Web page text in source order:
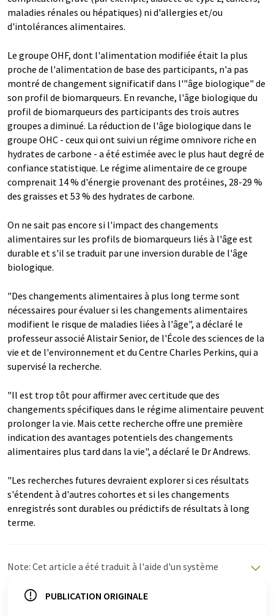
maladies rénales ou hépatiques) ni d'allergies et/ou
d'intolérances alimentaires.
Le groupe OHF, dont l'alimentation modifiée était la plus
proche de l'alimentation de base des participants, n'a pas
montré de changement significatif dans l'"âge biologique" de
son profil de biomarqueurs. En revanche, l'âge biologique du
profil de biomarqueurs des participants des trois autres
groupes a diminué. La réduction de l'âge biologique dans le
groupe OHC - ceux qui ont suivi un régime omnivore riche en
hydrates de carbone - a été estimée avec le plus haut degré de
confiance statistique. Le régime alimentaire de ce groupe
comprenait 14 % d'énergie provenant des protéines, 28-29 %
des graisses et 53 % des hydrates de carbone.
On ne sait pas encore si l'impact des changements
alimentaires sur les profils de biomarqueurs liés à l'âge est
durable et s'il se traduit par une inversion durable de l'âge
biologique.
"Des changements alimentaires à plus long terme sont
nécessaires pour évaluer si les changements alimentaires
modifient le risque de maladies liées à l'âge", a déclaré le
professeur associé Alistair Senior, de l'École des sciences de la
vie et de l'environnement et du Centre Charles Perkins, qui a
supervisé la recherche.
"Il est trop tôt pour affirmer avec certitude que des
changements spécifiques dans le régime alimentaire peuvent
prolonger la vie. Mais cette recherche offre une première
indication des avantages potentiels des changements
alimentaires plus tard dans la vie", a déclaré le Dr Andrews.
"Les recherches futures devraient explorer si ces résultats
s'étendent à d'autres cohortes et si les changements
enregistrés sont durables ou prédictifs de résultats à long
terme.
Note: Cet article a été traduit à l'aide d'un système
propose ces traductions automatiques pour présenter
PUBLICATION ORIGINALE